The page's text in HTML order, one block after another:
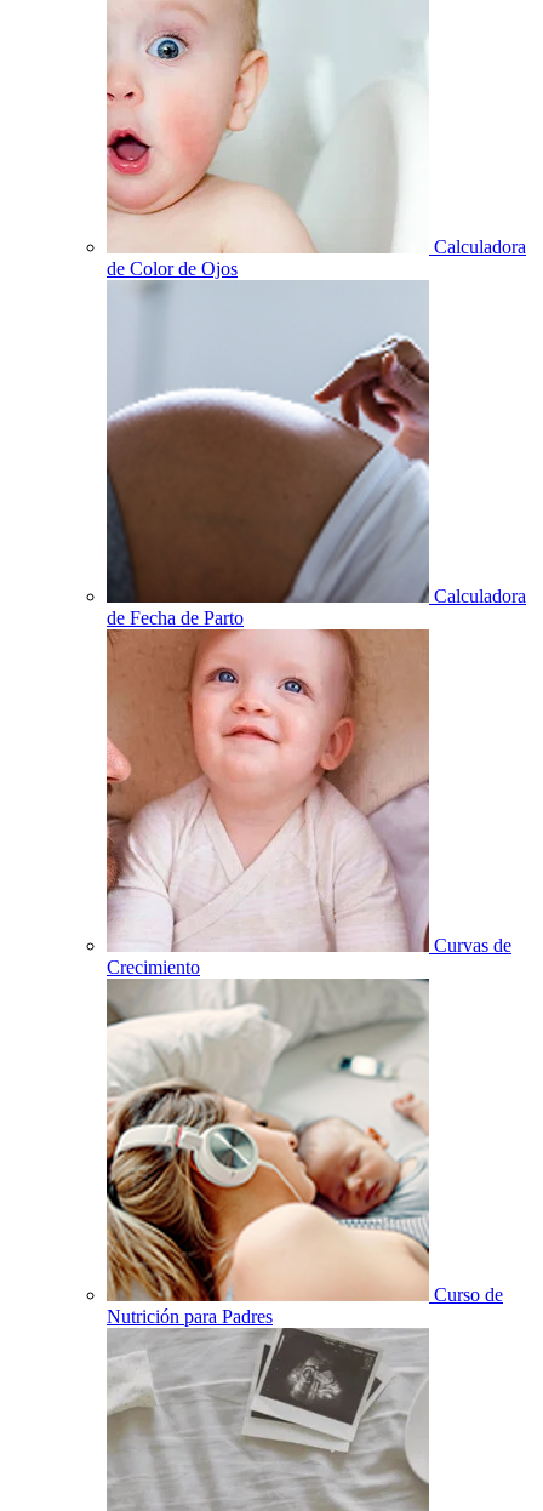
Calculadora
de Color de Ojos
Calculadora
de Fecha de Parto
Curvas de
Crecimiento
Curso de
Nutrición para Padres